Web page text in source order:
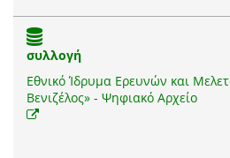
συλλογή
Εθνικό Ίδρυμα Ερευνών και
Βενιζέλος» - Ψηφιακό Αρχείο